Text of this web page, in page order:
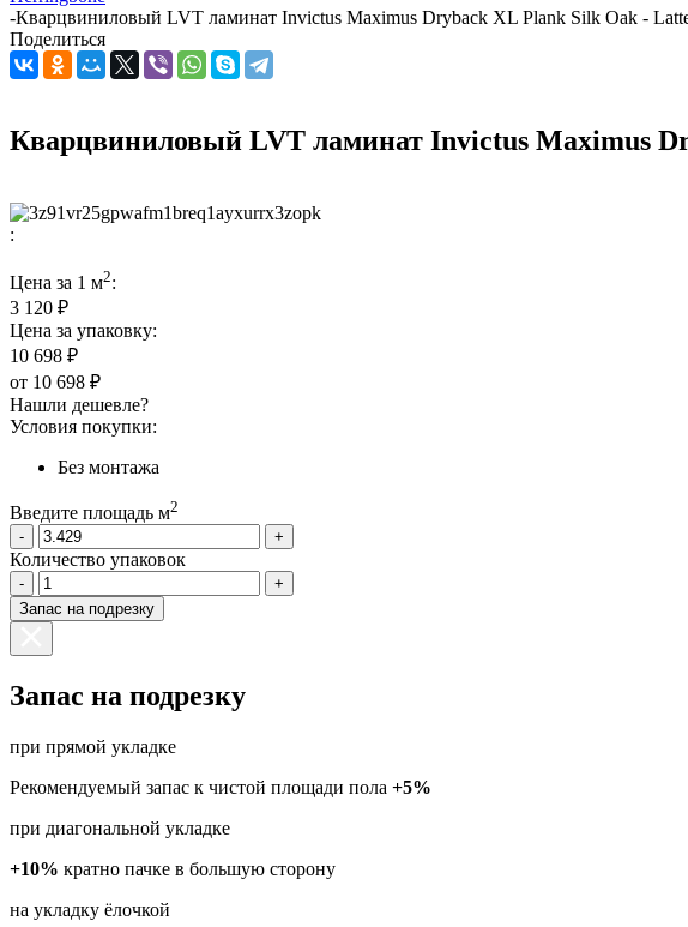
-Кварцвиниловый LVT ламинат Invictus Maximus Dryback XL Plank Silk Oak -
Поделиться
Кварцвиниловый LVT ламинат Invictus Maximus
:
Цена за 1 м2:
3 120 ₽
Цена за упаковку:
10 698 ₽
от 10 698 ₽
Нашли дешевле?
Условия покупки:
Без монтажа
Введите площадь м2
-
+
Количество упаковок
-
+
Запас на подрезку
Запас на подрезку
при прямой укладке
Рекомендуемый запас к чистой площади пола +5%
при диагональной укладке
+10% кратно пачке в большую сторону
на укладку ёлочкой